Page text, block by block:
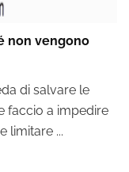
non vengono
di salvare le
faccio a impedire
limitare ...